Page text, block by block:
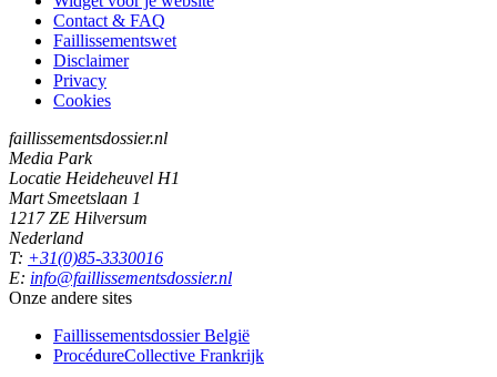
Contact & FAQ
Faillissementswet
Disclaimer
Privacy
Cookies
faillissementsdossier.nl
Media Park
Locatie Heideheuvel H1
Mart Smeetslaan 1
1217 ZE Hilversum
Nederland
T: +31(0)85-3330016
E: info@faillissementsdossier.nl
Onze andere sites
Faillissementsdossier België
ProcédureCollective Frankrijk